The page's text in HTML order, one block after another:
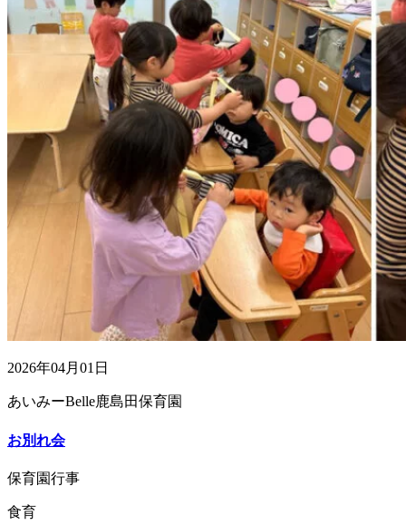
2026年04月01日
あいみーBelle鹿島田保育園
お別れ会
保育園行事
食育